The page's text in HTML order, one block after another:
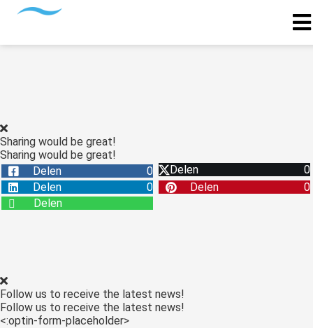
Sharing would be great!
Sharing would be great!
Delen
0 Delen
0
Delen
0 Delen
0
Delen
Follow us to receive the latest news!
Follow us to receive the latest news!
<:optin-form-placeholder>